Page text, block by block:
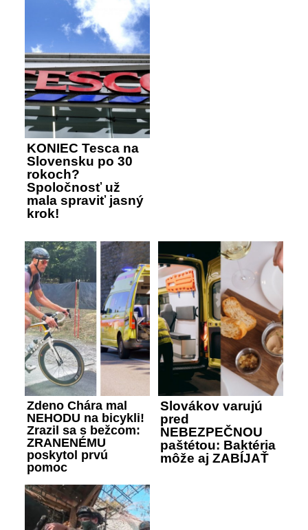
KONIEC Tesca na
Slovensku po 30
rokoch?
Spoločnosť už
mala spraviť jasný
krok!
Zdeno Chára mal
NEHODU na bicykli!
Zrazil sa s bežcom:
ZRANENÉMU
poskytol prvú
pomoc
Slovákov varujú
pred
NEBEZPEČNOU
paštétou: Baktéria
môže aj ZABÍJAŤ